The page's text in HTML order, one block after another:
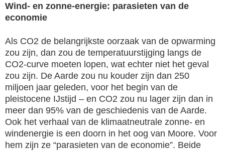
Wind- en zonne-energie: parasieten van de
economie
Als CO2 de belangrijkste oorzaak van de opwarming
zou zijn, dan zou de temperatuurstijging langs de
CO2-curve moeten lopen, wat echter niet het geval
zou zijn. De Aarde zou nu kouder zijn dan 250
miljoen jaar geleden, voor het begin van de
pleistocene IJstijd – en CO2 zou nu lager zijn dan in
meer dan 95% van de geschiedenis van de Aarde.
Ook het verhaal van de klimaatneutrale zonne- en
windenergie is een doorn in het oog van Moore. Voor
hem zijn ze “parasieten van de economie”. Beide